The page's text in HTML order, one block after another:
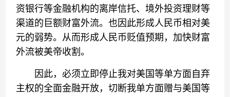
资银行等金融机构的离岸信托、境外投资理财等
渠道的巨额财富外流。也因此形成人民币相对美
元的弱势。从而形成人民币贬值预期，加快财富
外流被美帝收割。
因此，必须立即停止我对美国等单方面自弃
主权的全面金融开放，切断我单方面赠与美国等